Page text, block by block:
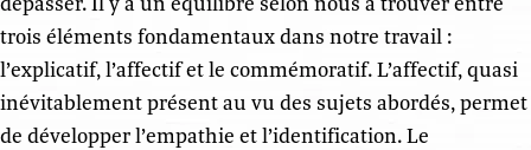
trois éléments fondamentaux dans notre travail :
l’explicatif, l’affectif et le commémoratif. L’affectif, quasi
inévitablement présent au vu des sujets abordés, permet
de développer l’empathie et l’identification. Le